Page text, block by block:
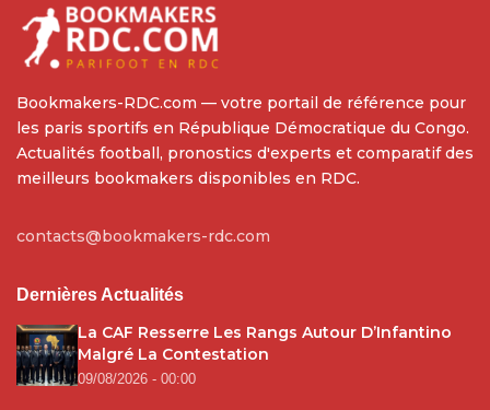
Bookmakers-RDC.com — votre portail de référence pour
les paris sportifs en République Démocratique du Congo.
Actualités football, pronostics d'experts et comparatif des
meilleurs bookmakers disponibles en RDC.
contacts@bookmakers-rdc.com
Dernières Actualités
La CAF Resserre Les Rangs Autour D’Infantino
Malgré La Contestation
09/08/2026 - 00:00